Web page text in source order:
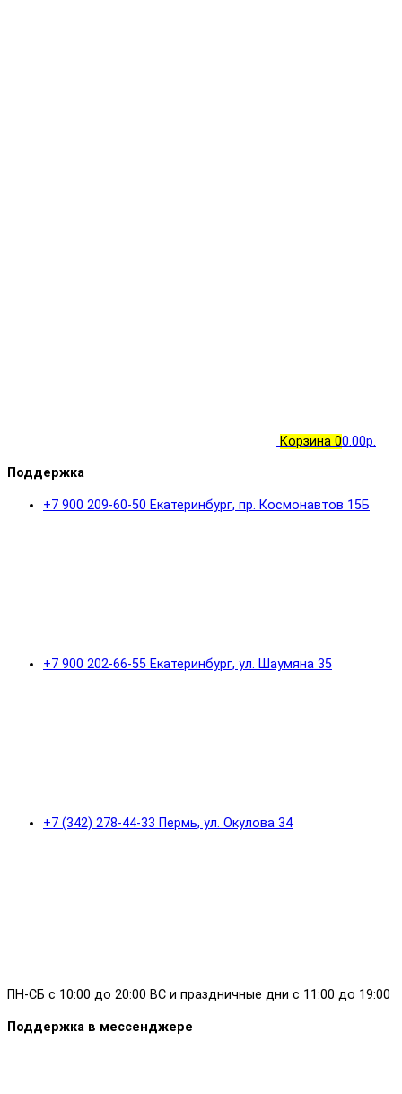
Корзина 00.00р.
Поддержка
+7 900 209-60-50 Екатеринбург, пр. Космонавтов 15Б
+7 900 202-66-55 Екатеринбург, ул. Шаумяна 35
+7 (342) 278-44-33 Пермь, ул. Окулова 34
ПН-СБ с 10:00 до 20:00 ВС и праздничные дни с 11:00 до 19:00
Поддержка в мессенджере